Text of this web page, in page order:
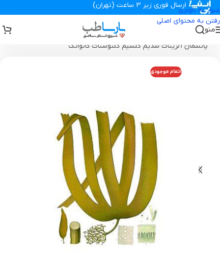
عبور به ناوبری
رفتن به محتوای اصلی
ارسال فوری زیر 3 ساعت (تهران)
منو
تجهیزات پزشکی پارساطب انواع پانسمان زخم
پانسمان آلژینات سدیم کلسیم کلتوستات کانواتک
اتمام موجودی